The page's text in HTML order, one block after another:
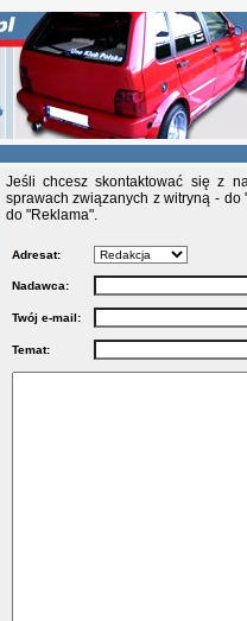
Jeśli chcesz skontaktować się z
sprawach związanych z witryną - do
do "Reklama".
Adresat:
Nadawca:
Twój e-mail:
Temat: